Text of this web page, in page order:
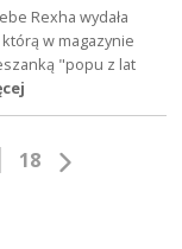
Rexha wydała
w magazynie
"popu z lat
18